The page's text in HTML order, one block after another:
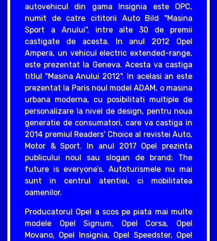
autovehicul din gama Insignia este OPC,
numit de catre cititorii Auto Bild "Masina
Sport a Anului", intre alte 30 de premii
castigate de acesta. In anul 2012 Opel
Ampera, un vehicul electric extended-range,
este prezentat la Geneva. Acesta va castiga
titlul "Masina Anului 2012". In acelasi an este
prezentat la Paris noul model ADAM, o masina
urbana moderna, cu posibilitati multiple de
personalizare la nivel de design, pentru noua
generatie de consumatori, care va castiga in
2014 premiul Readers' Choice al revistei Auto,
Motor & Sport. In anul 2017 Opel prezinta
publicului noul sau slogan de brand: The
future is everyone’s. Autoturismele nu mai
sunt in centrul atentiei, ci mobilitatea
oamenilor.
Producatorul Opel a scos pe piata mai multe
modele Opel Signum, Opel Corsa, Opel
Movano, Opel Insignia, Opel Speedster, Opel